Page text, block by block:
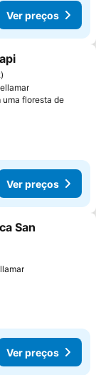
Ver preços
favoritos
uma floresta de
Ver preços
favoritos
San
Ver preços